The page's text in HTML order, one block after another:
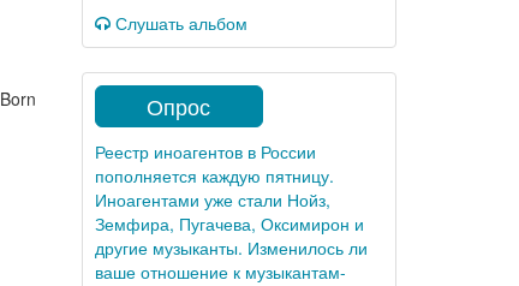
Слушать альбом
Опрос
Реестр иноагентов в России
пополняется каждую пятницу.
Иноагентами уже стали Нойз,
Земфира, Пугачева, Оксимирон и
другие музыканты. Изменилось ли
ваше отношение к музыкантам-